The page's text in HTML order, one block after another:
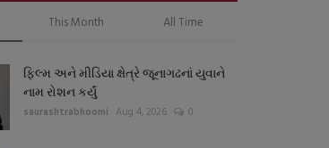
This Month All Time
ફિલ્મ અને મીડિયા ક્ષેત્રે જૂનાગઢનાં યુવાને
નામ રોશન કર્યું
saurashtrabhoomi Aug 4, 2026 0